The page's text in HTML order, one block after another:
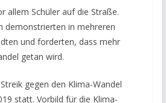
allem Schüler auf die Straße.
demonstrierten in mehreren
und forderten, dass mehr
getan wird.
gegen den Klima-Wandel
statt. Vorbild für die Klima-